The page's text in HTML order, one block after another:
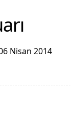
Nisan 2014